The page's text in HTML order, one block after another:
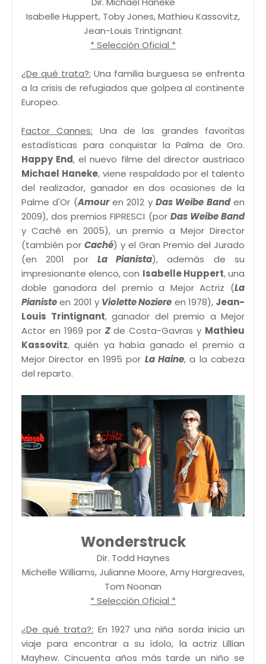
Isabelle Huppert, Toby Jones, Mathieu Kassovitz,
Jean-Louis Trintignant
* Selección Oficial *
¿De qué trata?: Una familia burguesa se enfrenta
a la crisis de refugiados que golpea al continente
Europeo.
Factor Cannes: Una de las grandes favoritas
estadísticas para conquistar la Palma de Oro.
Happy End, el nuevo filme del director austriaco
Michael Haneke, viene respaldado por el talento
del realizador, ganador en dos ocasiones de la
Palme d'Or (Amouren 2012 yDas Weibe Banden
2009), dos premios FIPRESCI (por Das Weibe Band
y Caché en 2005), un premio a Mejor Director
(también por Caché) y el Gran Premio del Jurado
(en 2001 por La Pianista), además de su
impresionante elenco, con Isabelle Huppert, una
doble ganadora del premio a Mejor Actriz (La
Pianisteen 2001 y Violette Noziere en 1978), Jean-
Louis Trintignant, ganador del premio a Mejor
Actor en 1969 por Zde Costa-Gavras y Mathieu
Kassovitz, quién ya había ganado el premio a
Mejor Director en 1995 por La Haine, a la cabeza
del reparto.
Wonderstruck
Dir. Todd Haynes
Michelle Williams, Julianne Moore, Amy Hargreaves,
Tom Noonan
* Selección Oficial *
¿De qué trata?: En 1927 una niña sorda inicia un
viaje para encontrar a su ídolo, la actriz Lillian
Mayhew. Cincuenta años más tarde un niño se